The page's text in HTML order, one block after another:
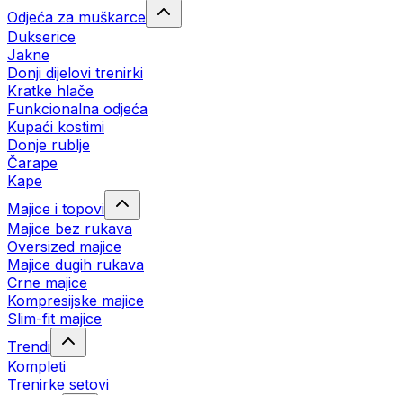
Odjeća za muškarce
Dukserice
Jakne
Donji dijelovi trenirki
Kratke hlače
Funkcionalna odjeća
Kupaći kostimi
Donje rublje
Čarape
Kape
Majice i topovi
Majice bez rukava
Oversized majice
Majice dugih rukava
Crne majice
Kompresijske majice
Slim-fit majice
Trendi
Kompleti
Trenirke setovi